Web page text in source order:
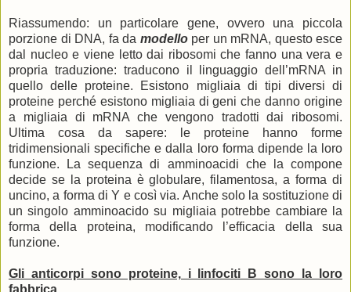
Riassumendo: un particolare gene, ovvero una piccola
porzione di DNA, fa da modello per un mRNA, questo esce
dal nucleo e viene letto dai ribosomi che fanno una vera e
propria traduzione: traducono il linguaggio dell’mRNA in
quello delle proteine. Esistono migliaia di tipi diversi di
proteine perché esistono migliaia di geni che danno origine
a migliaia di mRNA che vengono tradotti dai ribosomi.
Ultima cosa da sapere: le proteine hanno forme
tridimensionali specifiche e dalla loro forma dipende la loro
funzione. La sequenza di amminoacidi che la compone
decide se la proteina è globulare, filamentosa, a forma di
uncino, a forma di Y e così via. Anche solo la sostituzione di
un singolo amminoacido su migliaia potrebbe cambiare la
forma della proteina, modificando l’efficacia della sua
funzione.
Gli anticorpi sono proteine, i linfociti B sono la loro